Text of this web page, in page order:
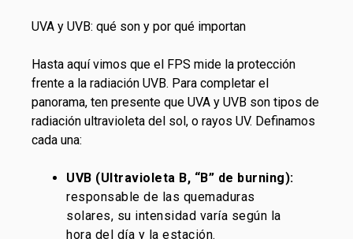
UVA y UVB: qué son y por qué importan
Hasta aquí vimos que el FPS mide la protección
frente a la radiación UVB. Para completar el
panorama, ten presente que UVA y UVB son tipos de
radiación ultravioleta del sol, o rayos UV. Definamos
cada una:
UVB (Ultravioleta B, “B” de burning):
responsable de las quemaduras
solares, su intensidad varía según la
hora del día y la estación.